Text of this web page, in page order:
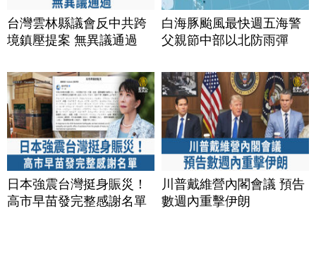
台灣雲林縣議會反中共跨
境鎮壓提案 無異議通過
白海豚颱風最快週五海警
父親節中部以北防雨彈
日本強震台灣挺身賑災！
高市早苗發完整感謝名單
川普戴維營內閣會議 預告
數週內重擊伊朗